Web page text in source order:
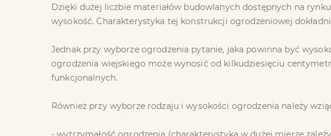
Dzięki dużej liczbie materiałów budowlanych dostępnych na
wysokość. Charakterystyka tej konstrukcji ogrodzeniowej
Jednak przy wyborze ogrodzenia pytanie, jaka powinna być
ogrodzenia wiejskiego może wynosić od kilkudziesięciu
funkcjonalnych.
Również przy wyborze rodzaju i wysokości ogrodzenia należy